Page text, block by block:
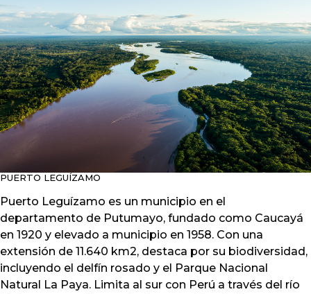
PUERTO LEGUÍZAMO
Puerto Leguízamo es un municipio en el
departamento de Putumayo, fundado como Caucayá
en 1920 y elevado a municipio en 1958. Con una
extensión de 11.640 km2, destaca por su biodiversidad,
incluyendo el delfín rosado y el Parque Nacional
Natural La Paya. Limita al sur con Perú a través del río